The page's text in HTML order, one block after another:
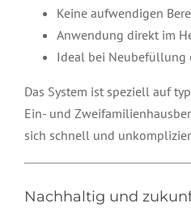
Keine aufwendigen
Anwendung direkt im
Ideal bei Neubefüllung
Das System ist speziell auf
Ein- und
sich schnell und
Nachhaltig und